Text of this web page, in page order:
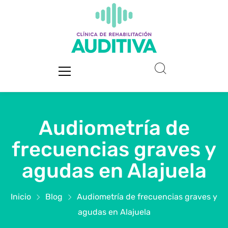
Audiometría de
frecuencias graves y
agudas en Alajuela
Inicio Blog
Audiometría de frecuencias graves y
agudas en Alajuela